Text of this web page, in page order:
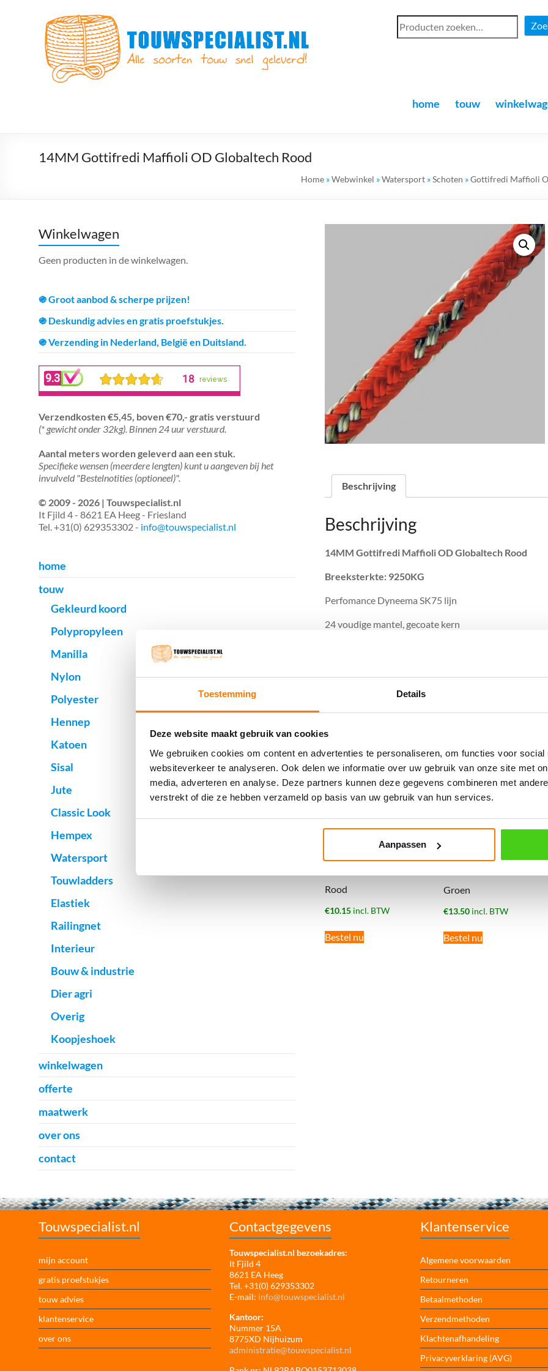
Toestemming Details
Deze website maakt gebruik van cookies
We gebruiken cookies om content en advertenties te personaliseren, om functies voor social
websiteverkeer te analyseren. Ook delen we informatie over uw gebruik van onze site met
media, adverteren en analyse. Deze partners kunnen deze gegevens combineren met
verstrekt of die ze hebben verzameld op basis van uw gebruik van hun services.
Aanpassen
Touwspecialist.nl
Touwspecialist.nl,
het
adres
en
goed
home touw
14MM Gottifredi Maffioli OD Globaltech Rood
Home »Webwinkel »Watersport »Schoten »Gottifredi Maffioli
Beschrijving
Beschrijving
14MM Gottifredi Maffioli OD Globaltech Rood
Breeksterkte: 9250KG
Perfomance Dyneema SK75 lijn
24 voudige mantel, gecoate kern
De perfecte lijn voor de actieve- en wedstrijdzeiler
Gerelateerde producten
10MM Gottifredi
Rood
€10.15 incl. BTW
Bestel nu
Groen
€13.50 incl. BTW
Bestel nu
Winkelwagen
Geen producten in de winkelwagen.
֍ Groot aanbod & scherpe prijzen!
֍ Deskundig advies en gratis proefstukjes.
֍ Verzending in Nederland, België en Duitsland.
Verzendkosten €5,45, boven €70,- gratis verstuurd
(* gewicht onder 32kg). Binnen 24 uur verstuurd.
Aantal meters worden geleverd aan een stuk.
Specifieke wensen (meerdere lengten) kunt u aangeven bij het
invulveld "Bestelnotities (optioneel)".
© 2009 - 2026 | Touwspecialist.nl
It Fjild 4 - 8621 EA Heeg - Friesland
Tel. +31(0) 629353302 - info@touwspecialist.nl
home
touw
Gekleurd koord
Polypropyleen
Manilla
Nylon
Polyester
Hennep
Katoen
Sisal
Jute
Classic Look
Hempex
Watersport
Touwladders
Elastiek
Railingnet
Interieur
Bouw & industrie
Dier agri
Overig
Koopjeshoek
winkelwagen
offerte
maatwerk
over ons
contact
Touwspecialist.nl
mijn account
gratis proefstukjes
touw advies
klantenservice
over ons
Contactgegevens
Touwspecialist.nl bezoekadres:
It Fjild 4
8621 EA Heeg
Tel. +31(0) 629353302
E-mail: info@touwspecialist.nl
Kantoor:
Nummer 15A
8775XD Nijhuizum
administratie@touwspecialist.nl
Klantenservice
Algemene voorwaarden
Retourneren
Betaalmethoden
Verzendmethoden
Klachtenafhandeling
Privacyverklaring (AVG)